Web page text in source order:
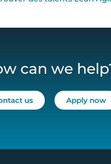
can we
us Apply now